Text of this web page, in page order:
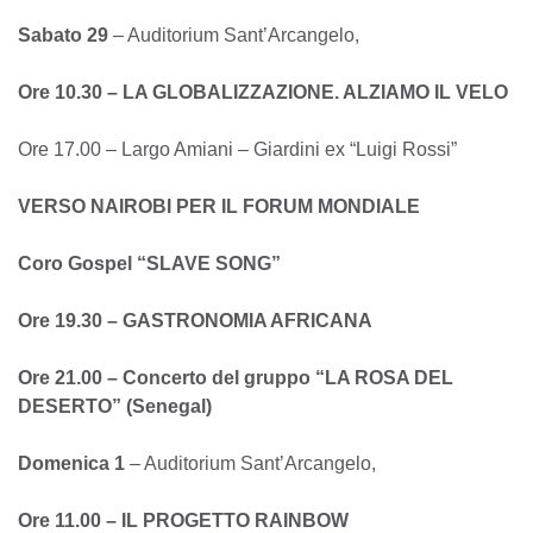
Sabato 29 – Auditorium Sant’Arcangelo,
Ore 10.30 – LA GLOBALIZZAZIONE. ALZIAMO IL VELO
Ore 17.00 – Largo Amiani – Giardini ex “Luigi Rossi”
VERSO NAIROBI PER IL FORUM MONDIALE
Coro Gospel “SLAVE SONG”
Ore 19.30 – GASTRONOMIA AFRICANA
Ore 21.00 – Concerto del gruppo “LA ROSA DEL
DESERTO” (Senegal)
Domenica 1 – Auditorium Sant’Arcangelo,
Ore 11.00 – IL PROGETTO RAINBOW